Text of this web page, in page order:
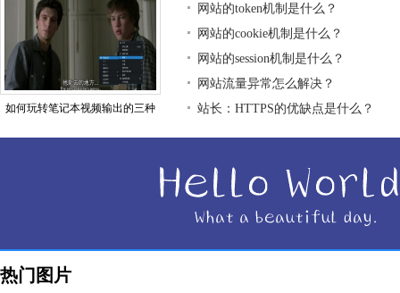
如何玩转笔记本视频输出的三种
网站的token机制是什么？
网站的cookie机制是什么？
网站的session机制是什么？
网站流量异常怎么解决？
站长：HTTPS的优缺点是什么？
热门图片